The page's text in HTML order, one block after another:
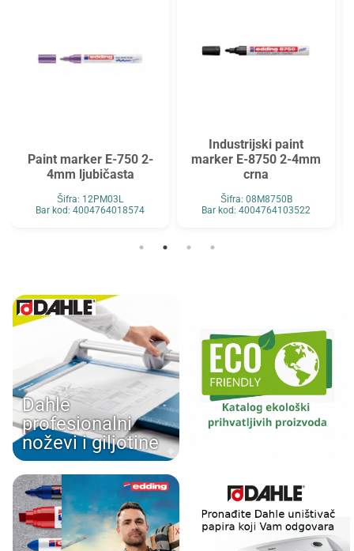
Paint marker E-750 2-
4mm ljubičasta
Šifra: 12PM03L
Bar kod: 4004764018574
Industrijski paint
marker E-8750 2-4mm
crna
Šifra: 08M8750B
Bar kod: 4004764103522
Dahle
profesionalni
noževi i giljotine